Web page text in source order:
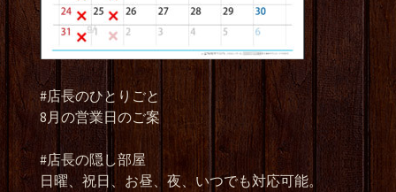
#店長のひとりごと
8月の営業日のご案
#店長の隠し部屋
日曜、祝日、お昼、夜、いつでも対応可能。